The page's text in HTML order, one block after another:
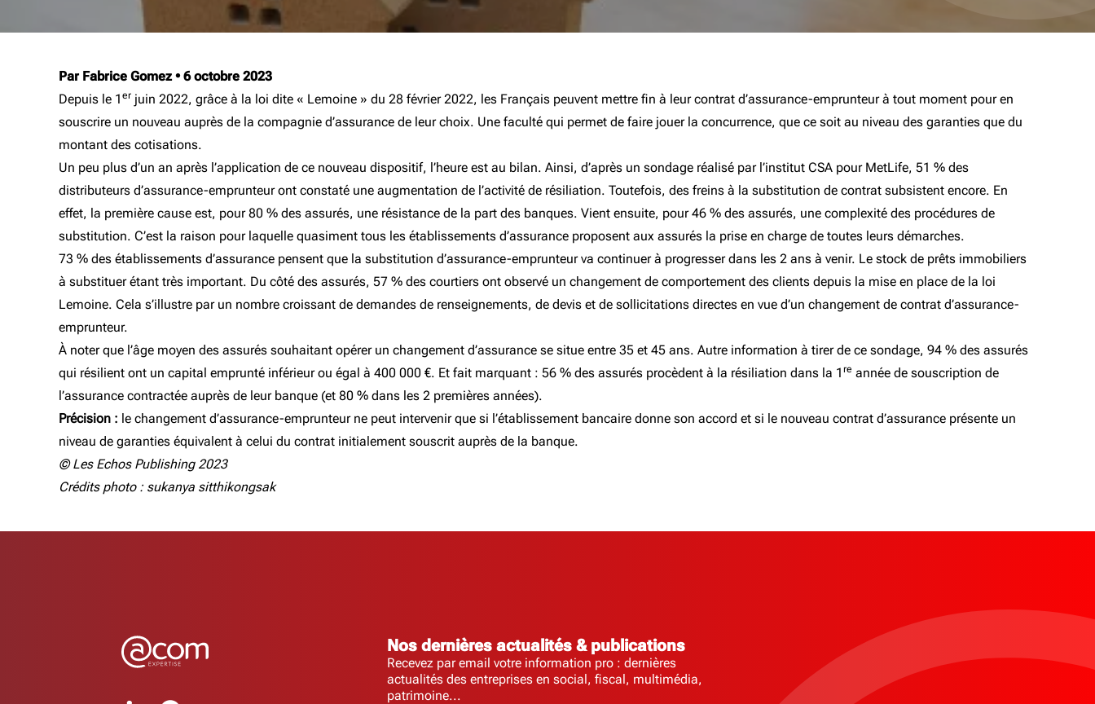
Par Fabrice Gomez• 6 octobre 2023
Depuis le 1 er juin 2022, grâce à la loi dite « Lemoine » du 28 février 2022, les Français peuvent mettre fin à leur contrat d’assurance-emprunteur à tout moment pour en
souscrire un nouveau auprès de la compagnie d’assurance de leur choix. Une faculté qui permet de faire jouer la concurrence, que ce soit au niveau des garanties que du
montant des cotisations.
Un peu plus d’un an après l’application de ce nouveau dispositif, l’heure est au bilan. Ainsi, d’après un sondage réalisé par l’institut CSA pour MetLife, 51 % des
distributeurs d’assurance-emprunteur ont constaté une augmentation de l’activité de résiliation. Toutefois, des freins à la substitution de contrat subsistent encore. En
effet, la première cause est, pour 80 % des assurés, une résistance de la part des banques. Vient ensuite, pour 46 % des assurés, une complexité des procédures de
substitution. C’est la raison pour laquelle quasiment tous les établissements d’assurance proposent aux assurés la prise en charge de toutes leurs démarches.
73 % des établissements d’assurance pensent que la substitution d’assurance-emprunteur va continuer à progresser dans les 2 ans à venir. Le stock de prêts immobiliers
à substituer étant très important. Du côté des assurés, 57 % des courtiers ont observé un changement de comportement des clients depuis la mise en place de la loi
Lemoine. Cela s’illustre par un nombre croissant de demandes de renseignements, de devis et de sollicitations directes en vue d’un changement de contrat d’assurance-
emprunteur.
À noter que l’âge moyen des assurés souhaitant opérer un changement d’assurance se situe entre 35 et 45 ans. Autre information à tirer de ce sondage, 94 % des assurés
qui résilient ont un capital emprunté inférieur ou égal à 400 000 €. Et fait marquant : 56 % des assurés procèdent à la résiliation dans la 1 re année de souscription de
l’assurance contractée auprès de leur banque (et 80 % dans les 2 premières années).
Précision : le changement d’assurance-emprunteur ne peut intervenir que si l’établissement bancaire donne son accord et si le nouveau contrat d’assurance présente un
niveau de garanties équivalent à celui du contrat initialement souscrit auprès de la banque.
© Les Echos Publishing 2023
Crédits photo : sukanya sitthikongsak
Nos dernières actualités & publications
Recevez par email votre information pro : dernières
actualités des entreprises en social, fiscal, multimédia,
patrimoine...